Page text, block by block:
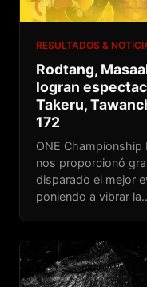
RESULTADOS &
Rodtang,
logran
Takeru,
172
ONE
nos proporcionó
disparado el mejor
poniendo a vibrar